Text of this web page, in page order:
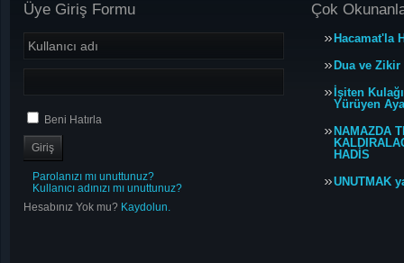
Üye Giriş Formu
Beni Hatırla
Parolanızı mı unuttunuz?
Kullanıcı adınızı mı unuttunuz?
Hesabınız Yok mu? Kaydolun.
Çok
Hacamat'la
Dua ve
İşiten
Yürüyen
NAMAZDA
HADİS
UNUTMAK